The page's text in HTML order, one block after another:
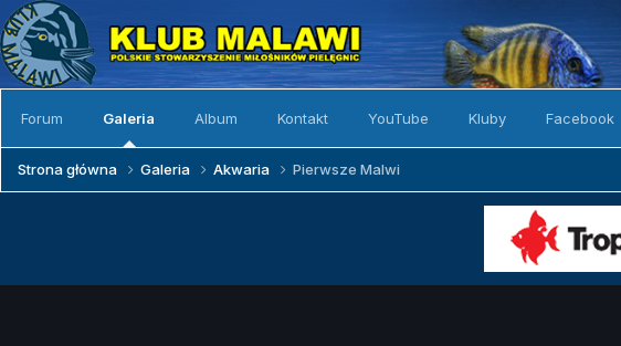
Forum Galeria Album Kontakt YouTube Kluby Facebook
Strona główna Galeria Akwaria Pierwsze Malwi